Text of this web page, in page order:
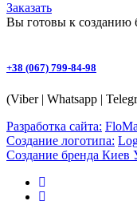
Заказать
Вы готовы к созданию
+38 (067) 799-84-98
(Viber | Whatsapp |
Разработка сайта:
Создание логотипа:
Создание бренда Киев